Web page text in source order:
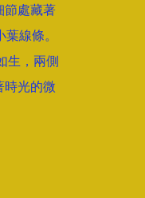
節處藏著
線條。
生，兩側
時光的微